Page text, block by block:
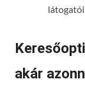
akár